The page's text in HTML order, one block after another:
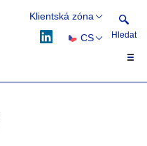
Klientská zóna
WebflexCS
DE
Hledat
Hledat